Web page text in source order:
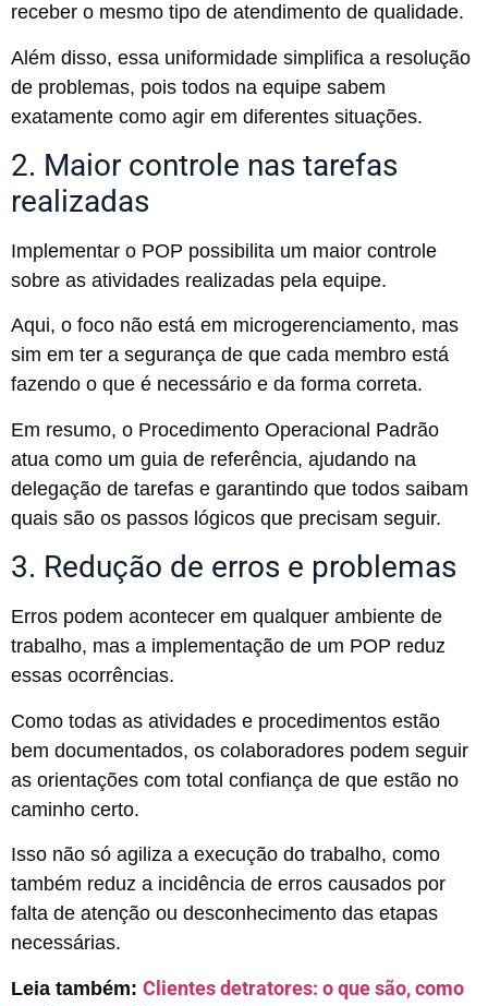
receber o mesmo tipo de atendimento de qualidade.
Além disso, essa uniformidade simplifica a resolução
de problemas, pois todos na equipe sabem
exatamente como agir em diferentes situações.
2. Maior controle nas tarefas
realizadas
Implementar o POP possibilita um maior controle
sobre as atividades realizadas pela equipe.
Aqui, o foco não está em microgerenciamento, mas
sim em ter a segurança de que cada membro está
fazendo o que é necessário e da forma correta.
Em resumo, o Procedimento Operacional Padrão
atua como um guia de referência, ajudando na
delegação de tarefas e garantindo que todos saibam
quais são os passos lógicos que precisam seguir.
3. Redução de erros e problemas
Erros podem acontecer em qualquer ambiente de
trabalho, mas a implementação de um POP reduz
essas ocorrências.
Como todas as atividades e procedimentos estão
bem documentados, os colaboradores podem seguir
as orientações com total confiança de que estão no
caminho certo.
Isso não só agiliza a execução do trabalho, como
também reduz a incidência de erros causados por
falta de atenção ou desconhecimento das etapas
necessárias.
Leia também: Clientes detratores: o que são, como